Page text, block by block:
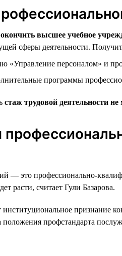
окончить высшее учебное
сферы деятельности.
«Управление персоналом» и
программы
стаж трудовой деятельности не
— это профессионально-
расти, считает Гули Базарова.
признание
положения профстандарта